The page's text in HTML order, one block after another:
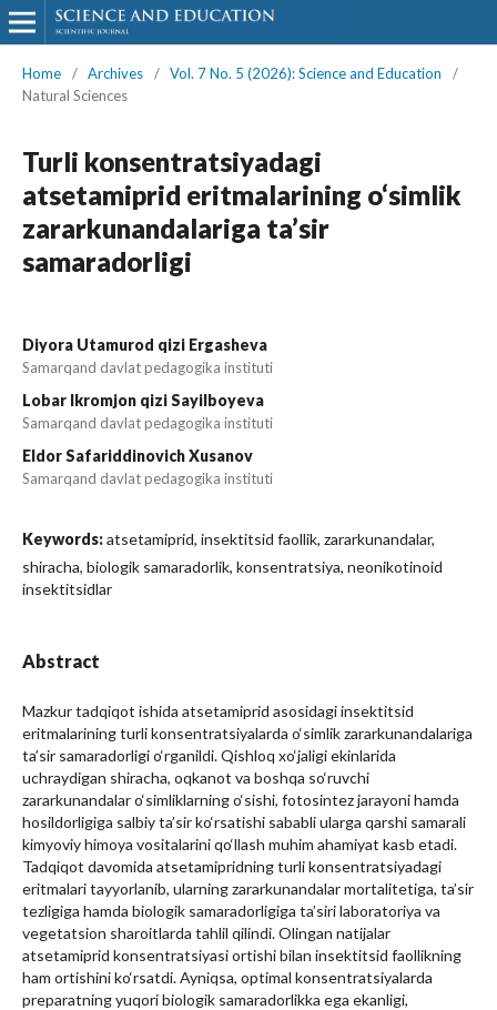
Home / Archives / Vol. 7 No. 5 (2026): Science and Education
/
Natural Sciences
Turli konsentratsiyadagi
atsetamiprid eritmalarining o‘simlik
zararkunandalariga ta’sir
samaradorligi
Diyora Utamurod qizi Ergasheva
Samarqand davlat pedagogika instituti
Lobar Ikromjon qizi Sayilboyeva
Samarqand davlat pedagogika instituti
Eldor Safariddinovich Xusanov
Samarqand davlat pedagogika instituti
Keywords:atsetamiprid, insektitsid faollik, zararkunandalar,
shiracha, biologik samaradorlik, konsentratsiya, neonikotinoid
insektitsidlar
Abstract
Mazkur tadqiqot ishida atsetamiprid asosidagi insektitsid
eritmalarining turli konsentratsiyalarda o‘simlik zararkunandalariga
ta’sir samaradorligi o‘rganildi. Qishloq xo‘jaligi ekinlarida
uchraydigan shiracha, oqkanot va boshqa so‘ruvchi
zararkunandalar o‘simliklarning o‘sishi, fotosintez jarayoni hamda
hosildorligiga salbiy ta’sir ko‘rsatishi sababli ularga qarshi samarali
kimyoviy himoya vositalarini qo‘llash muhim ahamiyat kasb etadi.
Tadqiqot davomida atsetamipridning turli konsentratsiyadagi
eritmalari tayyorlanib, ularning zararkunandalar mortalitetiga, ta’sir
tezligiga hamda biologik samaradorligiga ta’siri laboratoriya va
vegetatsion sharoitlarda tahlil qilindi. Olingan natijalar
atsetamiprid konsentratsiyasi ortishi bilan insektitsid faollikning
ham ortishini ko‘rsatdi. Ayniqsa, optimal konsentratsiyalarda
preparatning yuqori biologik samaradorlikka ega ekanligi,